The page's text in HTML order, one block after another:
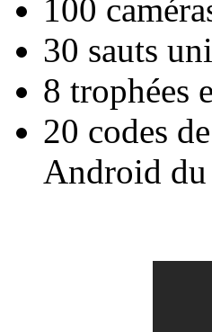
100
30 sauts
8 trophées
20 codes
Android du